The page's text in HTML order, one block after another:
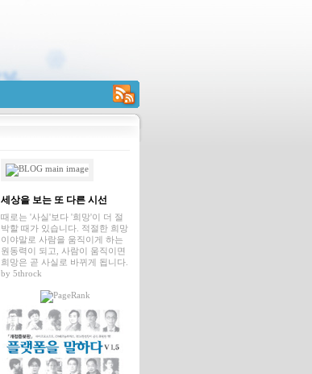
RSS
세상을 보는 또 다른 시선
때로는 '사실'보다 '희망'이 더 절
박할 때가 있습니다. 적절한 희망
이야말로 사람을 움직이게 하는
원동력이 되고, 사람이 움직이면
희망은 곧 사실로 바뀌게 됩니다.
by 5throck